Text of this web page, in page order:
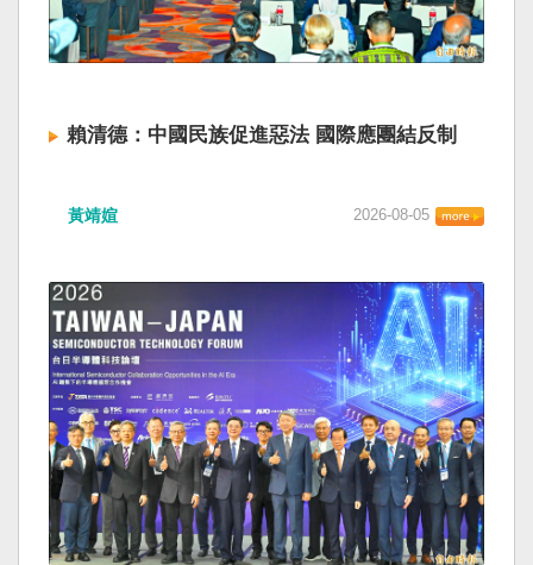
賴清德：中國民族促進惡法 國際應團結反制
黃靖媗 2026-08-05